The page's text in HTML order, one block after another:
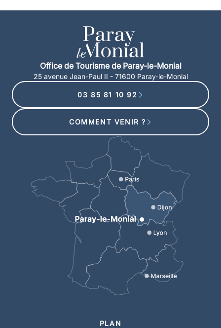
Office de Tourisme de Paray-le-Monial
25 avenue Jean-Paul II - 71600 Paray-le-Monial
03 85 81 10 92
COMMENT VENIR ?
PLAN